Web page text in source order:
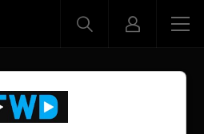
W2710i